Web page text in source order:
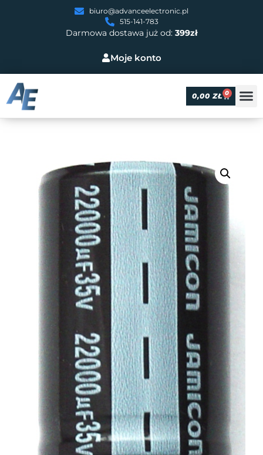
Moje konto
Darmowa dostawa już od: 399zł
biuro@advanceelectronic.pl
515-141-783
0,00 ZŁ 0